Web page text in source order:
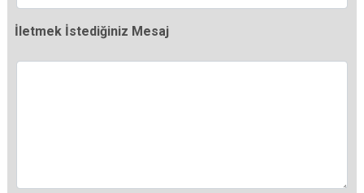
İletmek İstediğiniz Mesaj